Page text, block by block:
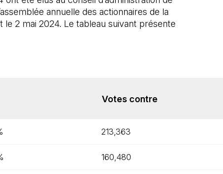
annuelle des actionnaires de la
le 2 mai 2024. Le tableau suivant présente
Votes contre
213,363
160,480